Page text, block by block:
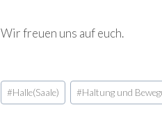
Wir freuen uns auf euch.
Schlagworte:
#Halle(Saale) #Haltung und